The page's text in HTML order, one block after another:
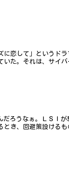
に恋して」というドラ
いた。それは、サイバ
だろうなぁ。ＬＳＩが
とき、回避策設けるも